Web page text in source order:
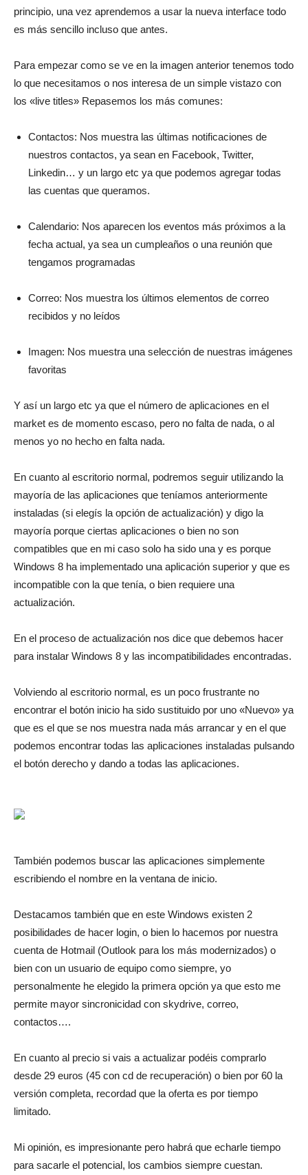
principio, una vez aprendemos a usar la nueva interface todo
es más sencillo incluso que antes.
Para empezar como se ve en la imagen anterior tenemos todo
lo que necesitamos o nos interesa de un simple vistazo con
los «live titles» Repasemos los más comunes:
Contactos: Nos muestra las últimas notificaciones de
nuestros contactos, ya sean en Facebook, Twitter,
Linkedin… y un largo etc ya que podemos agregar todas
las cuentas que queramos.
Calendario: Nos aparecen los eventos más próximos a la
fecha actual, ya sea un cumpleaños o una reunión que
tengamos programadas
Correo: Nos muestra los últimos elementos de correo
recibidos y no leídos
Imagen: Nos muestra una selección de nuestras imágenes
favoritas
Y así un largo etc ya que el número de aplicaciones en el
market es de momento escaso, pero no falta de nada, o al
menos yo no hecho en falta nada.
En cuanto al escritorio normal, podremos seguir utilizando la
mayoría de las aplicaciones que teníamos anteriormente
instaladas (si elegís la opción de actualización) y digo la
mayoría porque ciertas aplicaciones o bien no son
compatibles que en mi caso solo ha sido una y es porque
Windows 8 ha implementado una aplicación superior y que es
incompatible con la que tenía, o bien requiere una
actualización.
En el proceso de actualización nos dice que debemos hacer
para instalar Windows 8 y las incompatibilidades encontradas.
Volviendo al escritorio normal, es un poco frustrante no
encontrar el botón inicio ha sido sustituido por uno «Nuevo» ya
que es el que se nos muestra nada más arrancar y en el que
podemos encontrar todas las aplicaciones instaladas pulsando
el botón derecho y dando a todas las aplicaciones.
También podemos buscar las aplicaciones simplemente
escribiendo el nombre en la ventana de inicio.
Destacamos también que en este Windows existen 2
posibilidades de hacer login, o bien lo hacemos por nuestra
cuenta de Hotmail (Outlook para los más modernizados) o
bien con un usuario de equipo como siempre, yo
personalmente he elegido la primera opción ya que esto me
permite mayor sincronicidad con skydrive, correo,
contactos….
En cuanto al precio si vais a actualizar podéis comprarlo
desde 29 euros (45 con cd de recuperación) o bien por 60 la
versión completa, recordad que la oferta es por tiempo
limitado.
Mi opinión, es impresionante pero habrá que echarle tiempo
para sacarle el potencial, los cambios siempre cuestan.